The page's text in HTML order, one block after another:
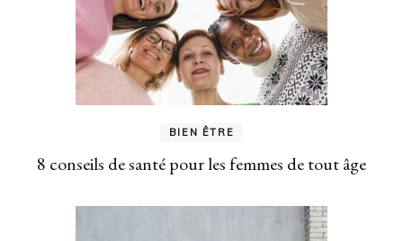
BIEN ÊTRE
8 conseils de santé pour les femmes de tout âge